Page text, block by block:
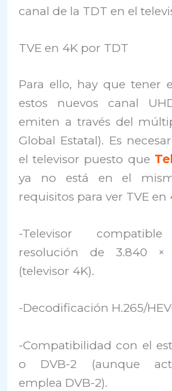
canal de la TDT en el
TVE en 4K por TDT
Para ello, hay que tener
estos nuevos canal
emiten a través del
Global Estatal). Es
el televisor puesto que
ya no está en el
requisitos para ver TVE en
-Televisor
resolución de 3.840 ×
(televisor 4K).
-Decodificación H.265/
-Compatibilidad con el
o DVB-2 (aunque
emplea DVB-2).